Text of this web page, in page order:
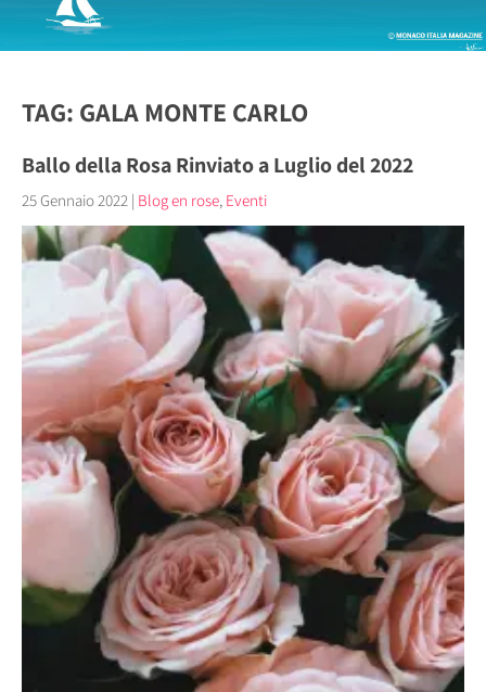
TAG: GALA MONTE CARLO
Ballo della Rosa Rinviato a Luglio del 2022
25 Gennaio 2022 | Blog en rose, Eventi